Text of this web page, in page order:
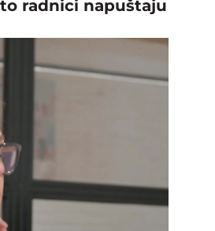
radnici napuštaju